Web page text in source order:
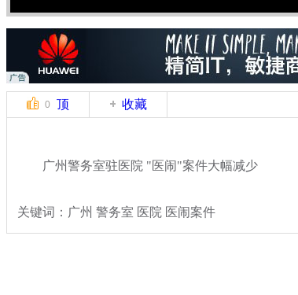
0 顶 收藏
广州警务室驻医院 "医闹"案件大幅减少
关键词：广州 警务室 医院 医闹案件